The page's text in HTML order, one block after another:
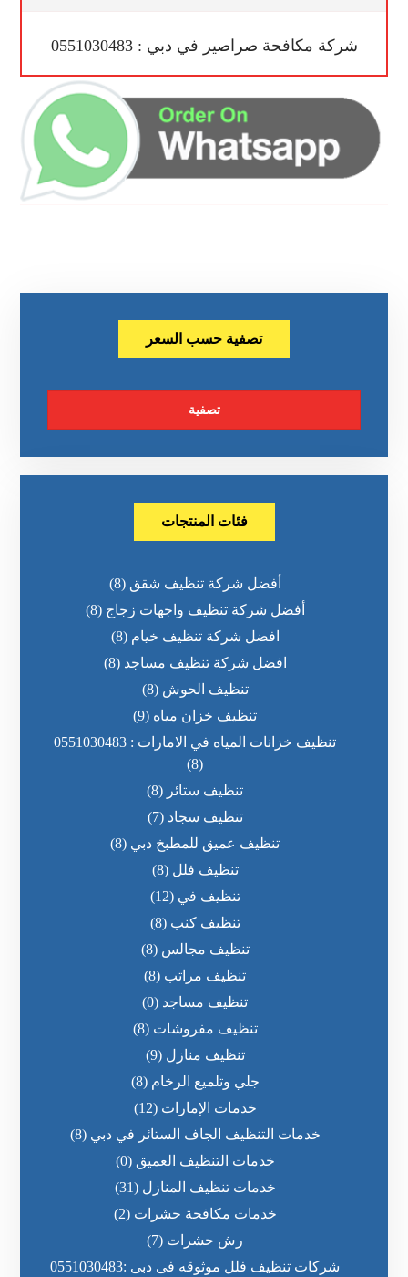
شركة مكافحة صراصير في دبي : 0551030483
تصفية حسب السعر
تصفية
فئات المنتجات
أفضل شركة تنظيف شقق (8)
أفضل شركة تنظيف واجهات زجاج (8)
افضل شركة تنظيف خيام (8)
افضل شركة تنظيف مساجد (8)
تنظيف الحوش (8)
تنظيف خزان مياه (9)
تنظيف خزانات المياه في الامارات : 0551030483
(8)
تنظيف ستائر (8)
تنظيف سجاد (7)
تنظيف عميق للمطبخ دبي (8)
تنظيف فلل (8)
تنظيف في (12)
تنظيف كنب (8)
تنظيف مجالس (8)
تنظيف مراتب (8)
تنظيف مساجد (0)
تنظيف مفروشات (8)
تنظيف منازل (9)
جلي وتلميع الرخام (8)
خدمات الإمارات (12)
خدمات التنظيف الجاف الستائر في دبي (8)
خدمات التنظيف العميق (0)
خدمات تنظيف المنازل (31)
خدمات مكافحة حشرات (2)
رش حشرات (7)
شركات تنظيف فلل موثوقه فى دبى :0551030483